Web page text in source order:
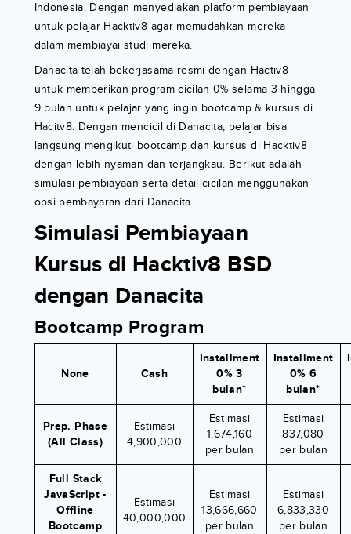
Indonesia. Dengan menyediakan platform pembiayaan
untuk pelajar Hacktiv8 agar memudahkan mereka
dalam membiayai studi mereka.
Danacita telah bekerjasama resmi dengan Hactiv8
untuk memberikan program cicilan 0% selama 3 hingga
9 bulan untuk pelajar yang ingin bootcamp & kursus di
Hacitv8. Dengan mencicil di Danacita, pelajar bisa
langsung mengikuti bootcamp dan kursus di Hacktiv8
dengan lebih nyaman dan terjangkau. Berikut adalah
simulasi pembiayaan serta detail cicilan menggunakan
opsi pembayaran dari Danacita.
Simulasi Pembiayaan
Kursus di Hacktiv8 BSD
dengan Danacita
Bootcamp Program
None Cash
Installment
0% 3
bulan*
Installment
0% 6
bulan*
Prep. Phase
(All Class)
Estimasi
4,900,000
Estimasi
1,674,160
per bulan
Estimasi
837,080
per bulan
Full Stack
JavaScript -
Offline
Bootcamp
Estimasi
40,000,000
Estimasi
13,666,660
per bulan
Estimasi
6,833,330
per bulan